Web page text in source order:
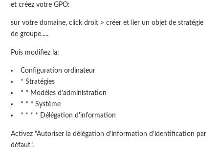
et créez votre GPO:
sur votre domaine, click droit > créer et lier un objet de stratégie
de groupe.....
Puis modifiez la:
Configuration ordinateur
* Stratégies
* * Modèles d'administration
* * * Système
* * * * Délégation d'information
Activez "Autoriser la délégation d'information d'identification par
défaut".